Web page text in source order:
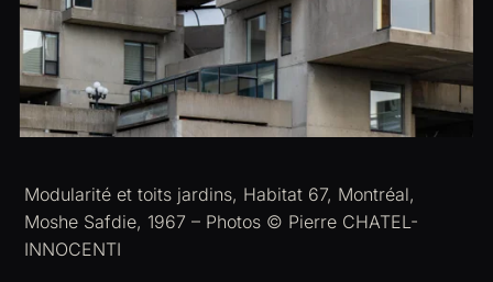
Modularité et toits jardins, Habitat 67, Montréal,
Moshe Safdie, 1967 – Photos © Pierre CHATEL-
INNOCENTI